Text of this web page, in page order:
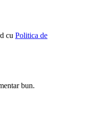
cu Politica de
bun.